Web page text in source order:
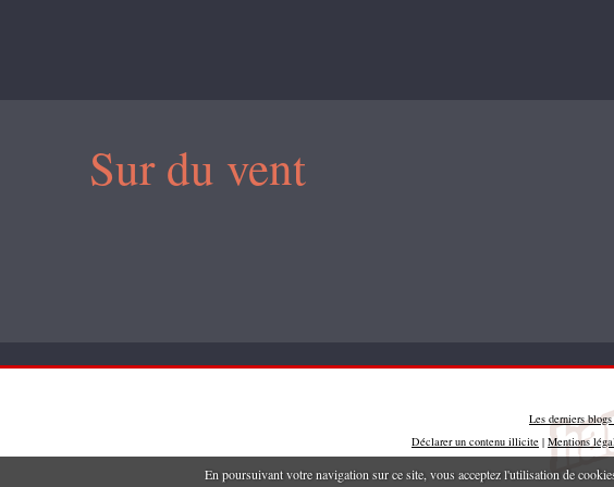
En poursuivant votre navigation sur ce site, vous acceptez l'utilisation de
Sur du vent
Les derniers
Déclarer un contenu illicite | Mentions